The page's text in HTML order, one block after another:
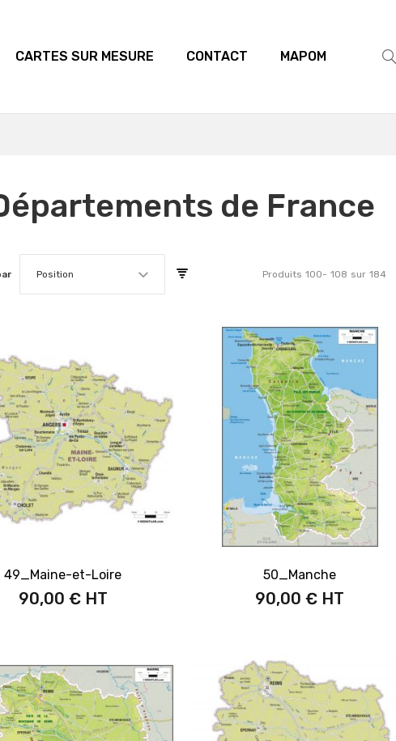
CARTES SUR MESURE CONTACT MAPOM
de France
Position Produits 100- 108 sur 184
49_Maine-et-Loire
90,00 €
50_Manche
90,00 €